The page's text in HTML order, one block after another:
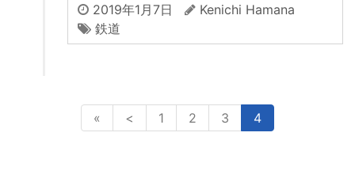
2019年1月7日
Kenichi Hamana
鉄道
« < 1 2 3 4